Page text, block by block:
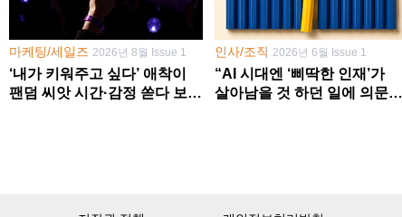
마케팅/세일즈 2026년 8월 Issue 1
‘내가 키워주고 싶다’ 애착이
팬덤 씨앗 시간·감정 쏟다 보면
인사/조직 2026년 6월 Issue 1
“AI 시대엔 ‘삐딱한 인재’가
살아남을 것 하던 일에 의문